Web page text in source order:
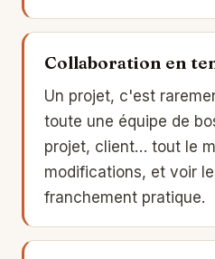
Collaboration en
Un projet, c'est
toute une équipe de
projet, client… tout le
modifications, et voir
franchement pratique.